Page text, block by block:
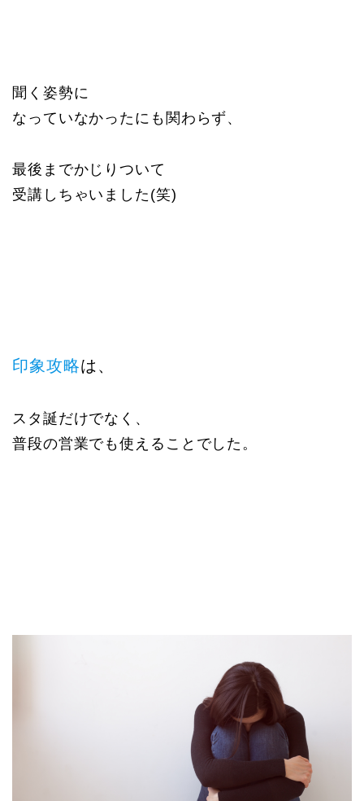
聞く姿勢に
なっていなかったにも関わらず、
最後までかじりついて
受講しちゃいました(笑)
印象攻略は、
スタ誕だけでなく、
普段の営業でも使えることでした。